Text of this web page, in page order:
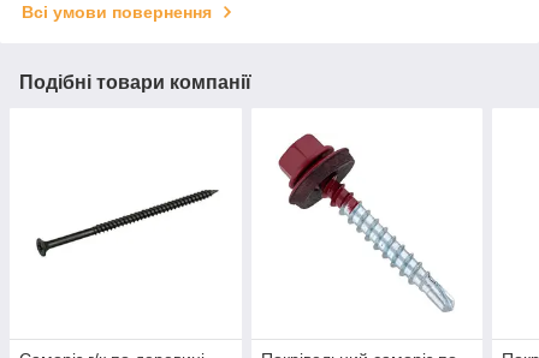
Всі умови повернення
Подібні товари компанії